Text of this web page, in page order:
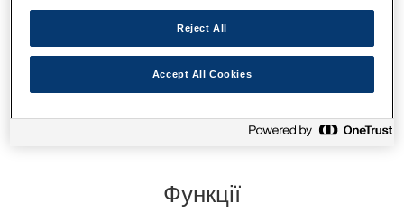
Де купити
Функції
Reject All
Accept All Cookies